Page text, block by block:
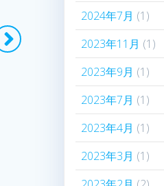
2024年7月 (1)
2023年11月 (1)
2023年9月 (1)
2023年7月 (1)
2023年4月 (1)
2023年3月 (1)